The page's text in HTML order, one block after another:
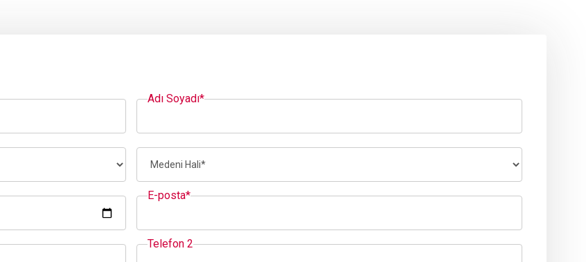
Adı Soyadı*
E-posta*
Telefon 2